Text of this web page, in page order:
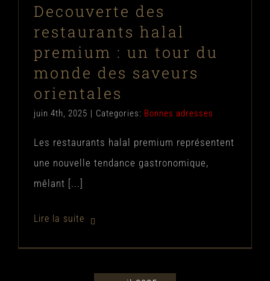
Decouverte des
restaurants halal
premium : un tour du
monde des saveurs
orientales
juin 4th, 2025 | Categories: Bonnes adresses
Les restaurants halal premium représentent
une nouvelle tendance gastronomique,
mêlant [...]